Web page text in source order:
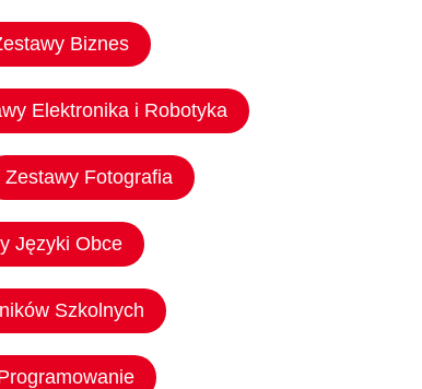
Biznes
Elektronika i Robotyka
Zestawy Fotografia
Języki Obce
Szkolnych